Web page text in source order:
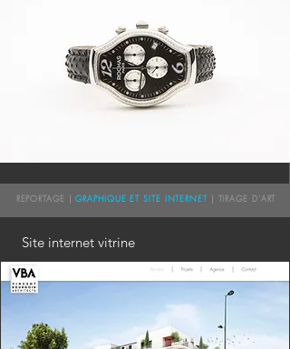
REPORTAGE |GRAPHIQUE ET SITE INTERNET | TIRAGE D'ART
Site internet vitrine